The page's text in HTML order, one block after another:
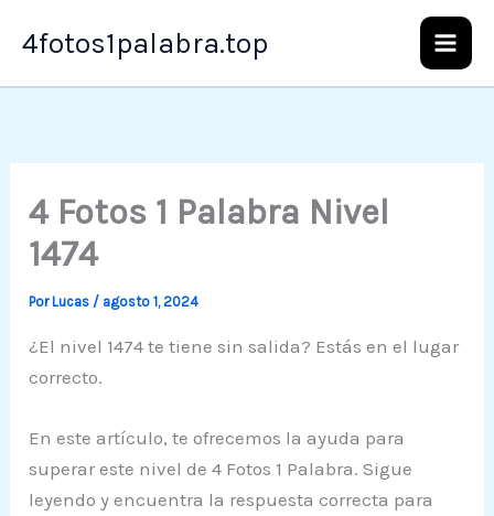
4fotos1palabra.top
4 Fotos 1 Palabra Nivel
1474
PorLucas / agosto 1, 2024
¿El nivel 1474 te tiene sin salida? Estás en el lugar
correcto.
En este artículo, te ofrecemos la ayuda para
superar este nivel de 4 Fotos 1 Palabra. Sigue
leyendo y encuentra la respuesta correcta para